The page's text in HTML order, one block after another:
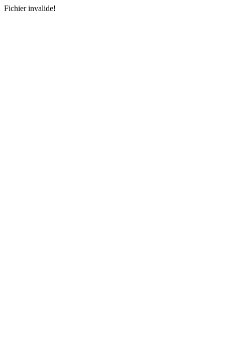
Fichier invalide!